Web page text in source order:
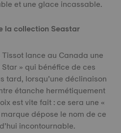
et une glace incassable.
la collection Seastar
lance au Canada une
» qui bénéfice de ces
tard, lorsqu’une déclinaison
étanche hermétiquement
est vite fait : ce sera une «
dépose le nom de ce
incontournable.